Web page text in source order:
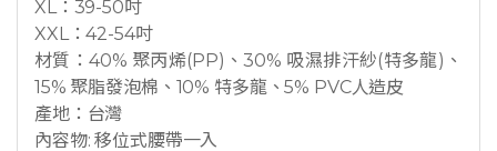
XL：39-50吋
XXL：42-54吋
材質：40% 聚丙烯(PP)、30% 吸濕排汗紗(特多龍)、
15% 聚脂發泡棉、10% 特多龍、5% PVC人造皮
產地：台灣
內容物: 移位式腰帶一入